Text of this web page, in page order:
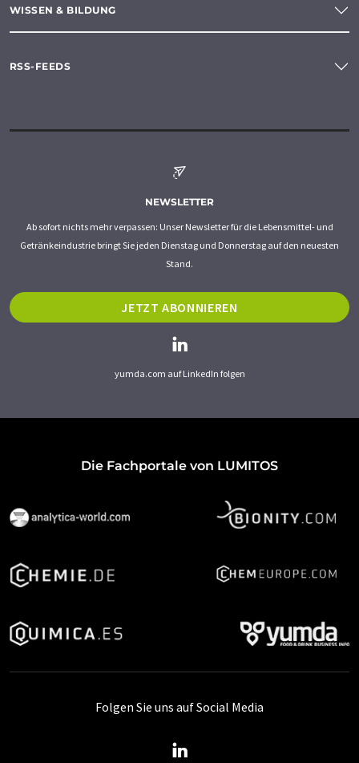
WISSEN & BILDUNG
RSS-FEEDS
NEWSLETTER
Ab sofort nichts mehr verpassen: Unser Newsletter für die Lebensmittel- und
Getränkeindustrie bringt Sie jeden Dienstag und Donnerstag auf den neuesten
Stand.
JETZT ABONNIEREN
yumda.com auf LinkedIn folgen
Die Fachportale von LUMITOS
Folgen Sie uns auf Social Media